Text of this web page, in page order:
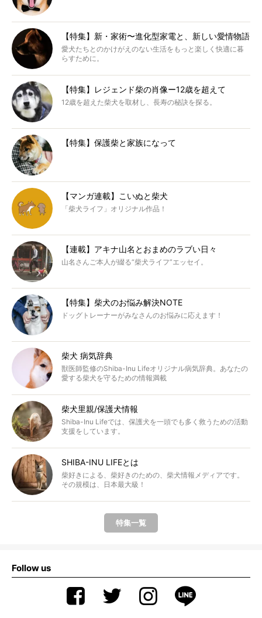
【特集】新・家術〜進化型家電と、新しい愛情物語
愛犬たちとのかけがえのない生活をもっと楽しく快適に暮
らすために。
【特集】レジェンド柴の肖像ー12歳を超えて
12歳を超えた柴犬を取材し、長寿の秘訣を探る。
【特集】保護柴と家族になって
【マンガ連載】こいぬと柴犬
「柴犬ライフ」オリジナル作品！
【連載】アキナ山名とおまめのラブい日々
山名さんご本人が綴る“柴犬ライフ”エッセイ。
【特集】柴犬のお悩み解決NOTE
ドッグトレーナーがみなさんのお悩みに応えます！
柴犬 病気辞典
獣医師監修のShiba-Inu Lifeオリジナル病気辞典。あなたの
愛する柴犬を守るための情報満載
柴犬里親/保護犬情報
Shiba-Inu Lifeでは、保護犬を一頭でも多く救うための活動
支援をしています。
SHIBA-INU LIFEとは
柴好きによる、柴好きのための、柴犬情報メディアです。
その規模は、日本最大級！
特集一覧
Follow us